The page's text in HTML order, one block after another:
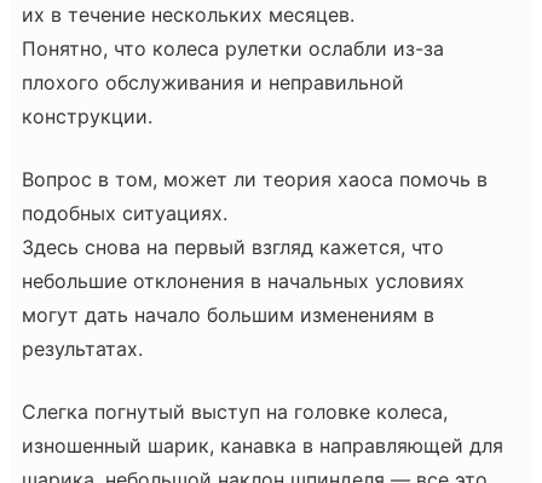
их в течение нескольких месяцев.
Понятно, что колеса рулетки ослабли из-за
плохого обслуживания и неправильной
конструкции.
Вопрос в том, может ли теория хаоса помочь в
подобных ситуациях.
Здесь снова на первый взгляд кажется, что
небольшие отклонения в начальных условиях
могут дать начало большим изменениям в
результатах.
Слегка погнутый выступ на головке колеса,
изношенный шарик, канавка в направляющей для